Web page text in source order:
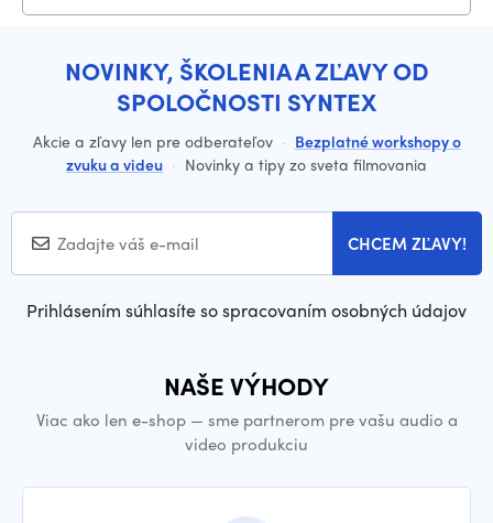
NOVINKY, ŠKOLENIA A ZĽAVY OD
SPOLOČNOSTI SYNTEX
Akcie a zľavy len pre odberateľov · Bezplatné workshopy o
zvuku a videu · Novinky a tipy zo sveta filmovania
CHCEM ZĽAVY!
Prihlásením súhlasíte so spracovaním osobných údajov
NAŠE VÝHODY
Viac ako len e-shop — sme partnerom pre vašu audio a
video produkciu